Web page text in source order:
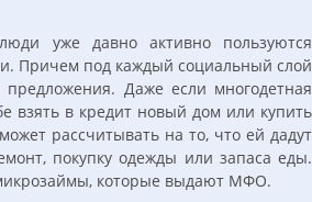
уже давно активно пользуются
Причем под каждый социальный слой
предложения. Даже если многодетная
взять в кредит новый дом или купить
рассчитывать на то, что ей дадут
покупку одежды или запаса еды.
которые выдают МФО.